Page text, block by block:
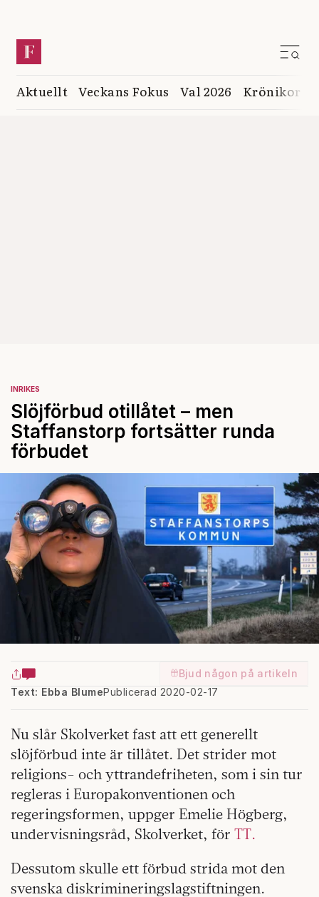
Aktuellt Veckans Fokus Val 2026 Krönikor
INRIKES
Slöjförbud otillåtet – men
Staffanstorp fortsätter runda
förbudet
Bjud någon på artikeln
Text: Ebba BlumePublicerad 2020-02-17
Nu slår Skolverket fast att ett generellt
slöjförbud inte är tillåtet. Det strider mot
religions- och yttrandefriheten, som i sin tur
regleras i Europakonventionen och
regeringsformen, uppger Emelie Högberg,
undervisningsråd, Skolverket, för TT.
Dessutom skulle ett förbud strida mot den
svenska diskrimineringslagstiftningen.